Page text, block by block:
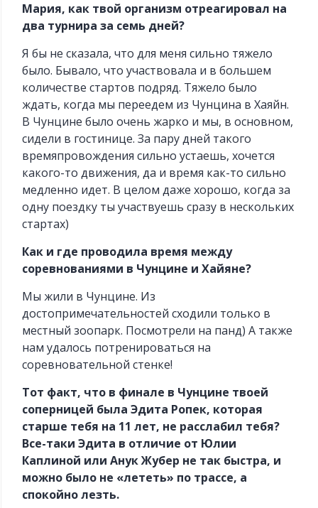
Мария, как твой организм отреагировал на
два турнира за семь дней?
Я бы не сказала, что для меня сильно тяжело
было. Бывало, что участвовала и в большем
количестве стартов подряд. Тяжело было
ждать, когда мы переедем из Чунцина в Хаяйн.
В Чунцине было очень жарко и мы, в основном,
сидели в гостинице. За пару дней такого
времяпровождения сильно устаешь, хочется
какого-то движения, да и время как-то сильно
медленно идет. В целом даже хорошо, когда за
одну поездку ты участвуешь сразу в нескольких
стартах)
Как и где проводила время между
соревнованиями в Чунцине и Хайяне?
Мы жили в Чунцине. Из
достопримечательностей сходили только в
местный зоопарк. Посмотрели на панд) А также
нам удалось потренироваться на
соревновательной стенке!
Тот факт, что в финале в Чунцине твоей
соперницей была Эдита Ропек, которая
старше тебя на 11 лет, не расслабил тебя?
Все-таки Эдита в отличие от Юлии
Каплиной или Анук Жубер не так быстра, и
можно было не «лететь» по трассе, а
спокойно лезть.